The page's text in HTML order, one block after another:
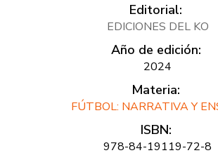
Editorial:
EDICIONES DEL KO
Año de edición:
2024
Materia:
FÚTBOL: NARRATIVA Y
ISBN:
978-84-19119-72-8